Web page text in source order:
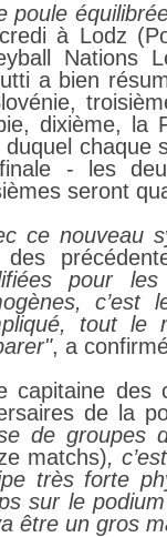
poule
à Lodz
Nations
a bien
dixième, la
duquel chaque
- les
seront
ce nouveau
des
pour
tout le
, a
capitaine des
de la
de groupes
matchs),
très forte
sur le
être un gros